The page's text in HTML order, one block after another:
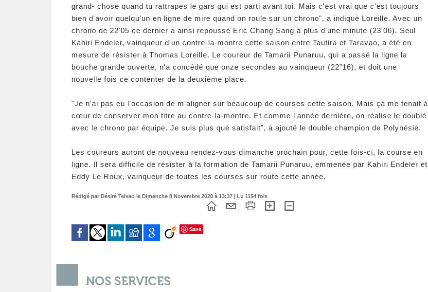
grand- chose quand tu rattrapes le gars qui est parti avant toi. Mais c'est vrai que c'est toujours
bien d'avoir quelqu'un en ligne de mire quand on roule sur un chrono", a indiqué Loreille. Avec un
chrono de 22'05 ce dernier a ainsi repoussé Eric Chang Sang à plus d'une minute (23'06). Seul
Kahiri Endeler, vainqueur d'un contre-la-montre cette saison entre Tautira et Taravao, a été en
mesure de résister à Thomas Loreille. Le coureur de Tamarii Punaruu, qui a passé la ligne la
bouche grande ouverte, n'a concédé que onze secondes au vainqueur (22"16), et doit une
nouvelle fois ce contenter de la deuxième place.
"Je n'ai pas eu l'occasion de m'aligner sur beaucoup de courses cette saison. Mais ça me tenait à
cœur de conserver mon titre au contre-la-montre. Et comme l'année dernière, on réalise le doublé
avec le chrono par équipe. Je suis plus que satisfait", a ajouté le double champion de Polynésie.
Les coureurs auront de nouveau rendez-vous dimanche prochain pour, cette fois-ci, la course en
ligne. Il sera difficile de résister à la formation de Tamarii Punaruu, emmenée par Kahiri Endeler et
Eddy Le Roux, vainqueur de toutes les courses sur route cette année.
Rédigé par Désiré Teivao le Dimanche 8 Novembre 2020 à 13:37 | Lu 1154 fois
Save